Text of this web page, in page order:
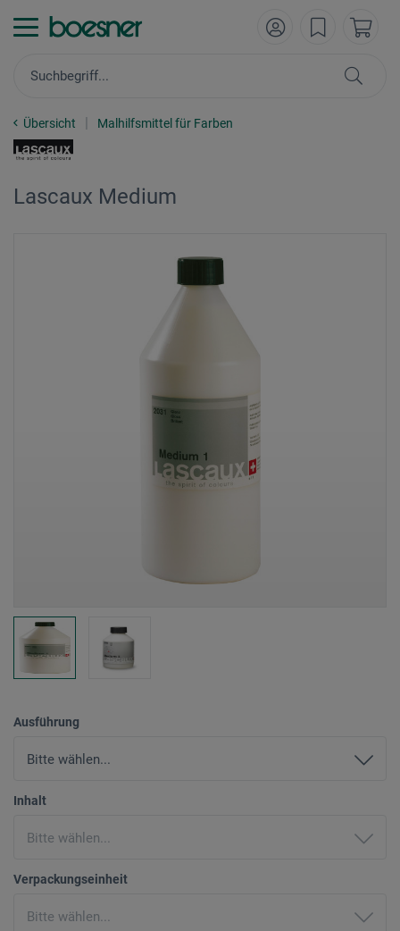
Übersicht Malhilfsmittel für Farben
Lascaux Medium
Ausführung
Inhalt
Verpackungseinheit